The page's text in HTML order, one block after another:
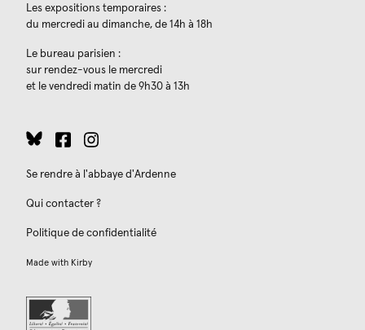
Les expositions temporaires :
du mercredi au dimanche, de 14h à 18h
Le bureau parisien :
sur rendez-vous le mercredi
et le vendredi matin de 9h30 à 13h
Se rendre à l'abbaye d'Ardenne
Qui contacter ?
Politique de confidentialité
Made with Kirby